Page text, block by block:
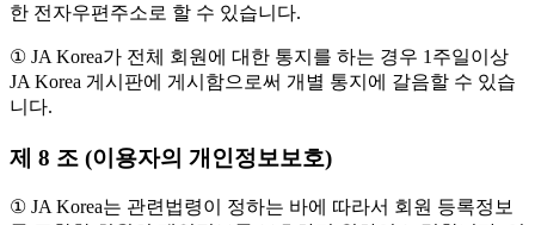
한 전자우편주소로 할 수 있습니다.
① JA Korea가 전체 회원에 대한 통지를 하는 경우 1주일이상
JA Korea 게시판에 게시함으로써 개별 통지에 갈음할 수 있습
니다.
제 8 조 (이용자의 개인정보보호)
① JA Korea는 관련법령이 정하는 바에 따라서 회원 등록정보